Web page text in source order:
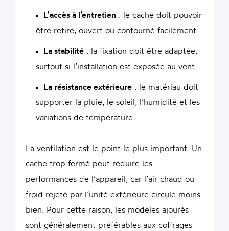
L’accès à l’entretien : le cache doit pouvoir
être retiré, ouvert ou contourné facilement.
La stabilité: la fixation doit être adaptée,
surtout si l’installation est exposée au vent.
La résistance extérieure: le matériau doit
supporter la pluie, le soleil, l’humidité et les
variations de température.
La ventilation est le point le plus important. Un
cache trop fermé peut réduire les
performances de l’appareil, car l’air chaud ou
froid rejeté par l’unité extérieure circule moins
bien. Pour cette raison, les modèles ajourés
sont généralement préférables aux coffrages